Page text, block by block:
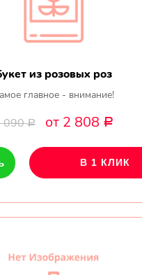
из розовых роз
главное - внимание!
090Р от 2 808 Р
В 1 КЛИК